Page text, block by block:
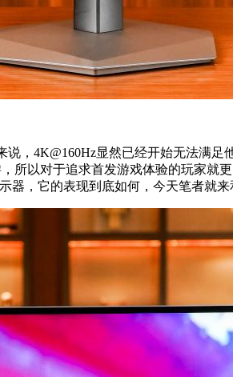
，4K@160Hz显然已经开始无法满
所以对于追求首发游戏体验的玩家就
，它的表现到底如何，今天笔者就来